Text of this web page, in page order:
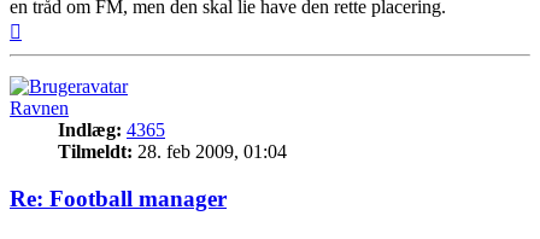
en tråd om FM, men den skal lie have den rette placering.
Ravnen
Indlæg: 4365
Tilmeldt: 28. feb 2009, 01:04
Re: Football manager